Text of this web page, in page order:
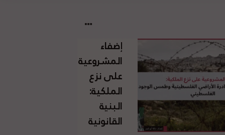
إضفاء
المشروعية
على نزع
الملكية:
البنية
القانونية